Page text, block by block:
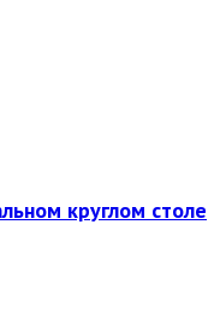
круглом столе